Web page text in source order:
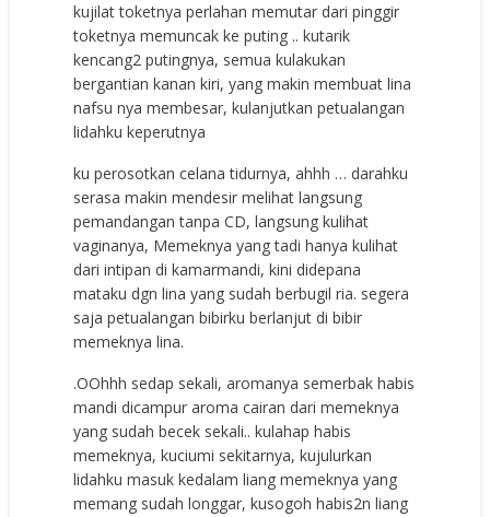
kujilat toketnya perlahan memutar dari pinggir
toketnya memuncak ke puting .. kutarik
kencang2 putingnya, semua kulakukan
bergantian kanan kiri, yang makin membuat lina
nafsu nya membesar, kulanjutkan petualangan
lidahku keperutnya
ku perosotkan celana tidurnya, ahhh … darahku
serasa makin mendesir melihat langsung
pemandangan tanpa CD, langsung kulihat
vaginanya, Memeknya yang tadi hanya kulihat
dari intipan di kamarmandi, kini didepana
mataku dgn lina yang sudah berbugil ria. segera
saja petualangan bibirku berlanjut di bibir
memeknya lina.
.OOhhh sedap sekali, aromanya semerbak habis
mandi dicampur aroma cairan dari memeknya
yang sudah becek sekali.. kulahap habis
memeknya, kuciumi sekitarnya, kujulurkan
lidahku masuk kedalam liang memeknya yang
memang sudah longgar, kusogoh habis2n liang